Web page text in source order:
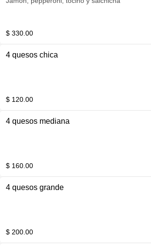
$ 330.00
4 quesos chica
$ 120.00
4 quesos mediana
$ 160.00
4 quesos grande
$ 200.00